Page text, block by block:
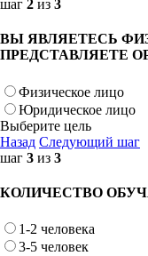
шаг 2 из 3
ВЫ ЯВЛЯЕТЕСЬ
ПРЕДСТАВЛЯЕТЕ
Физическое лицо
Юридическое лицо
Выберите цель
Назад Следующий шаг
шаг 3 из 3
КОЛИЧЕСТВО
1-2 человека
3-5 человек